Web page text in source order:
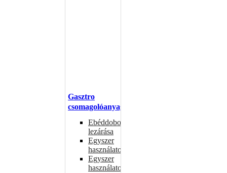
Gasztro
csomagolóanyagok
Ebéddobozok
lezárása
Egyszer
használatos
Egyszer
használatos